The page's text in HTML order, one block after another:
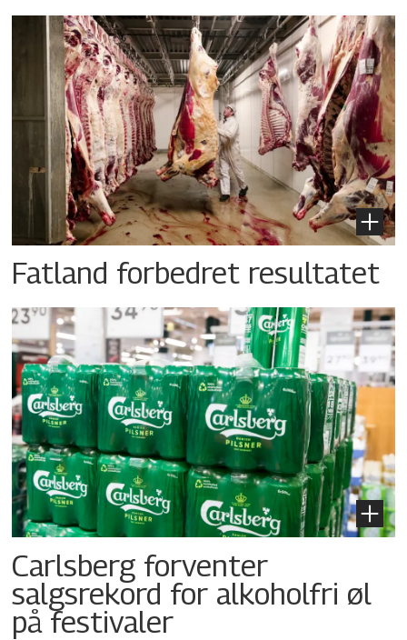
Fatland forbedret resultatet
Carlsberg forventer
salgsrekord for alkoholfri øl
på festivaler